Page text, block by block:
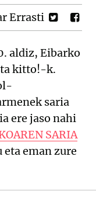
Errasti
aldiz, Eibarko
kitto!-k.
saria
ere jaso nahi
SARIA
eta eman zure